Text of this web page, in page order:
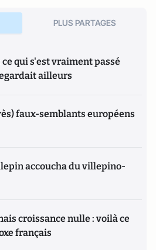
PLUS PARTAGES
qui s'est vraiment passé
ailleurs
faux-semblants européens
accoucha du villepino-
croissance nulle : voilà ce
français